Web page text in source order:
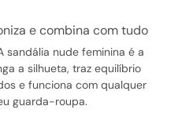
e combina com tudo
sandália nude feminina é a
a silhueta, traz equilíbrio
e funciona com qualquer
guarda-roupa.